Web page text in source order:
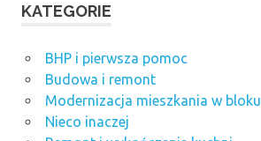
KATEGORIE
BHP i pierwsza pomoc
Budowa i remont
Modernizacja mieszkania w bloku
Nieco inaczej